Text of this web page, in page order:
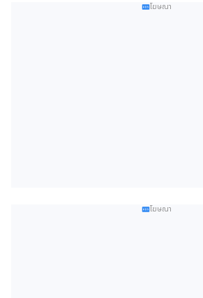
โฆษณา
โฆษณา